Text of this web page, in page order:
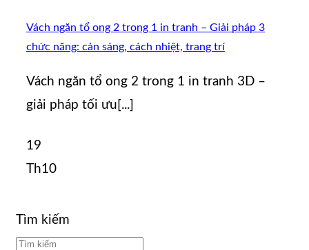
Vách ngăn tổ ong 2 trong 1 in tranh – Giải pháp 3
chức năng: cản sáng, cách nhiệt, trang trí
Vách ngăn tổ ong 2 trong 1 in tranh 3D –
giải pháp tối ưu[...]
19
Th10
Tìm kiếm